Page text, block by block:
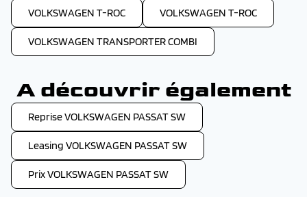
VOLKSWAGEN T-ROC VOLKSWAGEN T-ROC
VOLKSWAGEN TRANSPORTER COMBI
A découvrir également
Reprise VOLKSWAGEN PASSAT SW
Leasing VOLKSWAGEN PASSAT SW
Prix VOLKSWAGEN PASSAT SW